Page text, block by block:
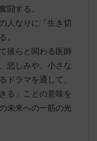
闘する。
人なりに「生き切
。
彼らと関わる医師
悲しみや、小さな
ドラマを通して、
る」ことの意味を
未来への一筋の光